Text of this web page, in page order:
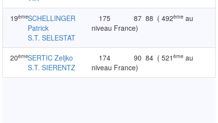
19èmeSCHELLINGER
Patrick
S.T. SELESTAT
175 87 88 ( 492ème au
niveau France)
20èmeSERTIC Zeljko
S.T. SIERENTZ
174 90 84 ( 521ème au
niveau France)